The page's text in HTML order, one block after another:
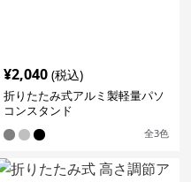
¥2,040 (税込)
折りたたみ式アルミ製軽量パソ
コンスタンド
全3色